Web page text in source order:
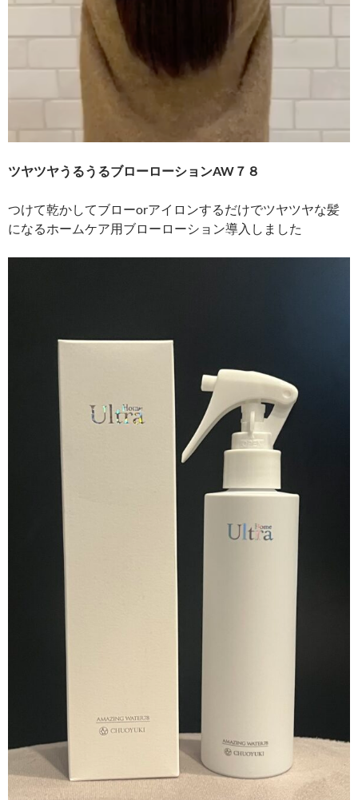
ツヤツヤうるうるブローローションAW７８
つけて乾かしてブローorアイロンするだけでツヤツヤな髪
になるホームケア用ブローローション導入しました